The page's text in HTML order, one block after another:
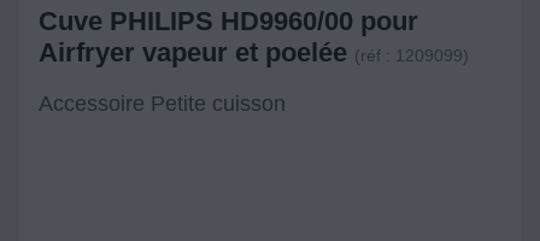
Cuve PHILIPS HD9960/00 pour
Airfryer vapeur et poelée (réf : 1209099)
Accessoire Petite cuisson